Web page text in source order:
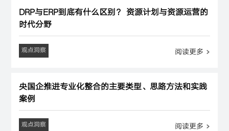
DRP与ERP到底有什么区别？ 资源计划与资源运营的
时代分野
观点洞察 阅读更多
央国企推进专业化整合的主要类型、思路方法和实践
案例
观点洞察 阅读更多